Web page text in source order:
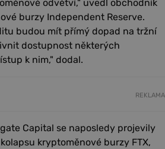
odvětví," uvedl obchodník
burzy Independent Reserve.
budou mít přímý dopad na tržní
dostupnost některých
k nim," dodal.
REKLAMA
Capital se naposledy projevily
kryptoměnové burzy FTX,